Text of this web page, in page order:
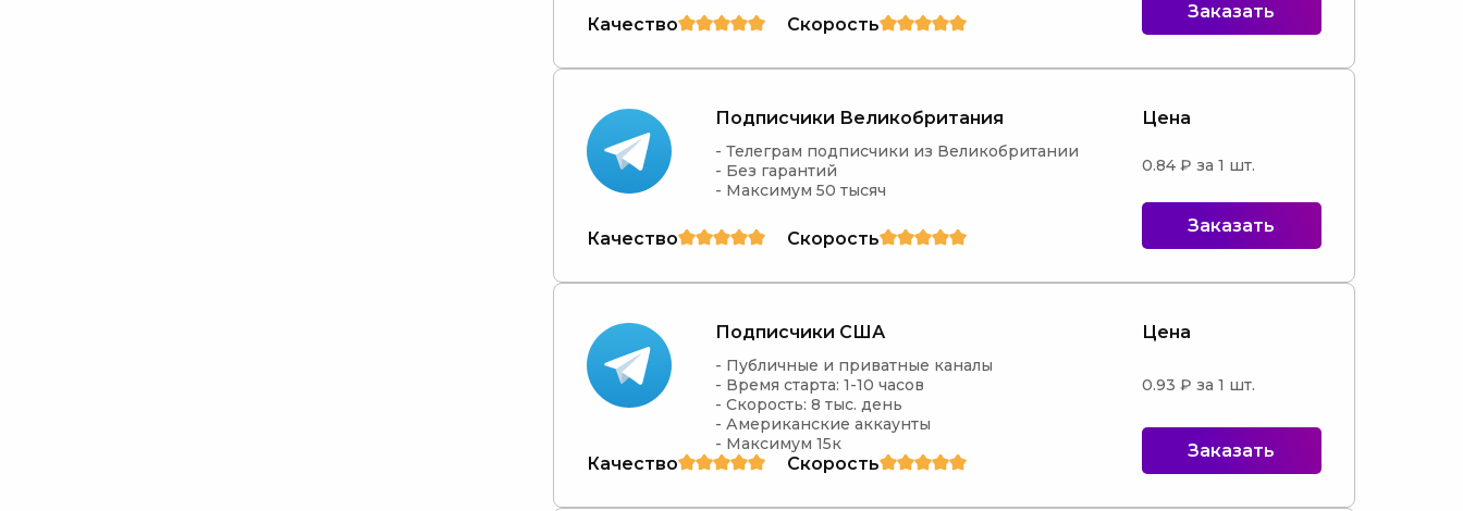
Качество Скорость
Заказать
Подписчики Великобритания
- Телеграм подписчики из Великобритании
- Без гарантий
- Максимум 50 тысяч
Качество Скорость
Цена
0.84 ₽ за 1 шт.
Заказать
Подписчики США
- Публичные и приватные каналы
- Время старта: 1-10 часов
- Скорость: 8 тыс. день
- Американские аккаунты
- Максимум 15к
Качество Скорость
Цена
0.93 ₽ за 1 шт.
Заказать